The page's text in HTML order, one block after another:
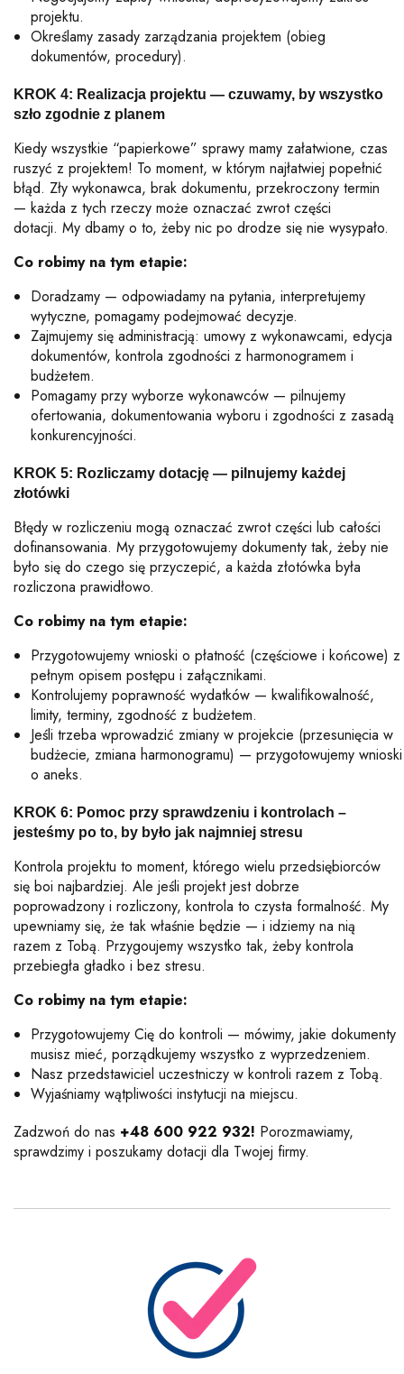
projektu.
Określamy zasady zarządzania projektem (obieg
dokumentów, procedury).
KROK 4: Realizacja projektu — czuwamy, by wszystko
szło zgodnie z planem
Kiedy wszystkie “papierkowe” sprawy mamy załatwione, czas
ruszyć z projektem! To moment, w którym najłatwiej popełnić
błąd. Zły wykonawca, brak dokumentu, przekroczony termin
— każda z tych rzeczy może oznaczać zwrot części
dotacji. My dbamy o to, żeby nic po drodze się nie wysypało.
Co robimy na tym etapie:
Doradzamy — odpowiadamy na pytania, interpretujemy
wytyczne, pomagamy podejmować decyzje.
Zajmujemy się administracją: umowy z wykonawcami, edycja
dokumentów, kontrola zgodności z harmonogramem i
budżetem.
Pomagamy przy wyborze wykonawców — pilnujemy
ofertowania, dokumentowania wyboru i zgodności z zasadą
konkurencyjności.
KROK 5: Rozliczamy dotację — pilnujemy każdej
złotówki
Błędy w rozliczeniu mogą oznaczać zwrot części lub całości
dofinansowania. My przygotowujemy dokumenty tak, żeby nie
było się do czego się przyczepić, a każda złotówka była
rozliczona prawidłowo.
Co robimy na tym etapie:
Przygotowujemy wnioski o płatność (częściowe i końcowe) z
pełnym opisem postępu i załącznikami.
Kontrolujemy poprawność wydatków — kwalifikowalność,
limity, terminy, zgodność z budżetem.
Jeśli trzeba wprowadzić zmiany w projekcie (przesunięcia w
budżecie, zmiana harmonogramu) — przygotowujemy wnioski
o aneks.
KROK 6: Pomoc przy sprawdzeniu i kontrolach –
jesteśmy po to, by było jak najmniej stresu
Kontrola projektu to moment, którego wielu przedsiębiorców
się boi najbardziej. Ale jeśli projekt jest dobrze
poprowadzony i rozliczony, kontrola to czysta formalność. My
upewniamy się, że tak właśnie będzie — i idziemy na nią
razem z Tobą. Przygoujemy wszystko tak, żeby kontrola
przebiegła gładko i bez stresu.
Co robimy na tym etapie:
Przygotowujemy Cię do kontroli — mówimy, jakie dokumenty
musisz mieć, porządkujemy wszystko z wyprzedzeniem.
Nasz przedstawiciel uczestniczy w kontroli razem z Tobą.
Wyjaśniamy wątpliwości instytucji na miejscu.
Zadzwoń do nas +48 600 922 932! Porozmawiamy,
sprawdzimy i poszukamy dotacji dla Twojej firmy.